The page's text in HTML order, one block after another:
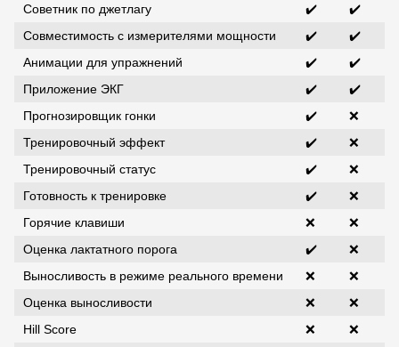
Советник по джетлагу
✔️
✔️
Совместимость с измерителями мощности
✔️
✔️
Анимации для упражнений
✔️
✔️
Приложение ЭКГ
✔️
✔️
Прогнозировщик гонки
✔️
❌
Тренировочный эффект
✔️
❌
Тренировочный статус
✔️
❌
Готовность к тренировке
✔️
❌
Горячие клавиши
❌
❌
Оценка лактатного порога
✔️
❌
Выносливость в режиме реального времени
❌
❌
Оценка выносливости
❌
❌
Hill Score
❌
❌